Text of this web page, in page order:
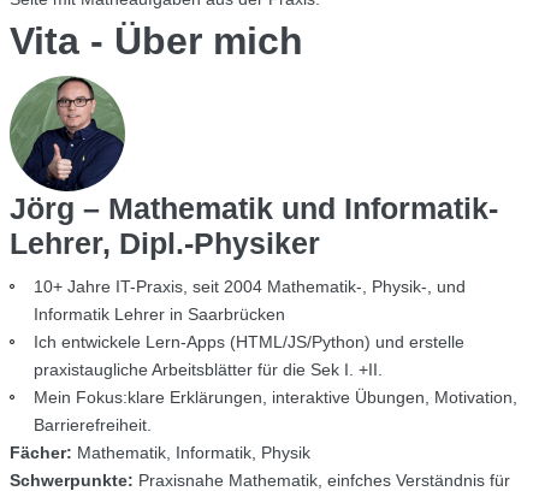
Vita - Über mich
Jörg – Mathematik und Informatik-
Lehrer, Dipl.-Physiker
10+ Jahre IT-Praxis, seit 2004 Mathematik-, Physik-, und
Informatik Lehrer in Saarbrücken
Ich entwickele Lern-Apps (HTML/JS/Python) und erstelle
praxistaugliche Arbeitsblätter für die Sek I. +II.
Mein Fokus:klare Erklärungen, interaktive Übungen, Motivation,
Barrierefreiheit.
Fächer: Mathematik, Informatik, Physik
Schwerpunkte: Praxisnahe Mathematik, einfches Verständnis für